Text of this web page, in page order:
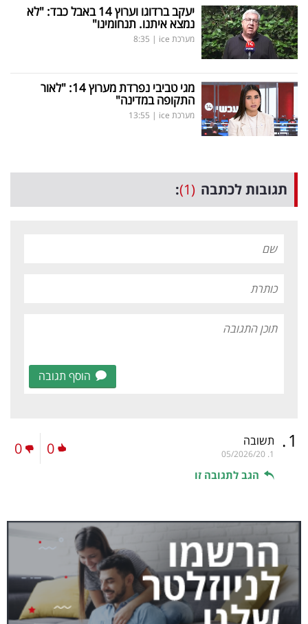
יעקב ברדוגו וערוץ 14 באבל כבד: "לא
נמצא איתנו. תנחומינו"
מערכת ice |
8:35
מגי טביבי נפרדת מערוץ 14: "לאור
התקופה במדינה"
מערכת ice |
13:55
תגובות לכתבה (1)
:
הוסף תגובה
1
. תשובה
1.
05/2026/20
הגב לתגובה זו
0
0